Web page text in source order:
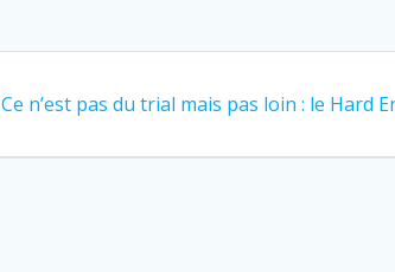
Ce n’est pas du trial mais pas loin : le Hard